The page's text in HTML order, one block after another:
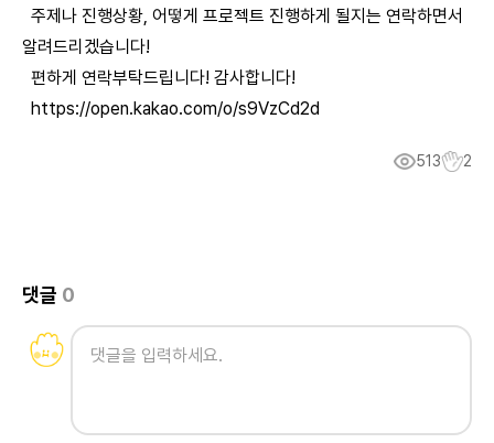
주제나 진행상황, 어떻게 프로젝트 진행하게 될지는 연락하면서
알려드리겠습니다!
편하게 연락부탁드립니다! 감사합니다!
https://open.kakao.com/o/s9VzCd2d
513 2
댓글 0